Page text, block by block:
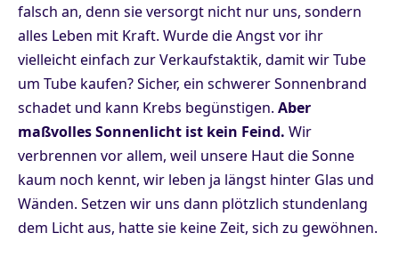
falsch an, denn sie versorgt nicht nur uns, sondern
alles Leben mit Kraft. Wurde die Angst vor ihr
vielleicht einfach zur Verkaufstaktik, damit wir Tube
um Tube kaufen? Sicher, ein schwerer Sonnenbrand
schadet und kann Krebs begünstigen. Aber
maßvolles Sonnenlicht ist kein Feind. Wir
verbrennen vor allem, weil unsere Haut die Sonne
kaum noch kennt, wir leben ja längst hinter Glas und
Wänden. Setzen wir uns dann plötzlich stundenlang
dem Licht aus, hatte sie keine Zeit, sich zu gewöhnen.